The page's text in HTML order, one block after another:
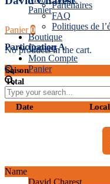
Panier
Panier 0
No products in the cart.
Partenaires
FAQ
Politiques de
Boutique
Contact
Mon Compte
Panier
Participation A
Saison
Total
Date Local
Name